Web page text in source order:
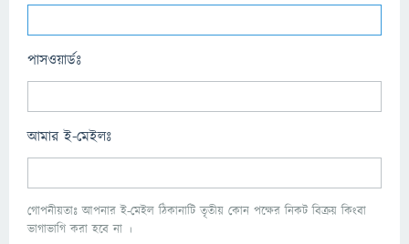
পাসওয়ার্ডঃ
আমার ই-মেইলঃ
গোপনীয়তাঃ আপনার ই-মেইল ঠিকানাটি তৃতীয় কোন পক্ষের নিকট বিক্রয় কিংবা
ভাগাভাগি করা হবে না ।